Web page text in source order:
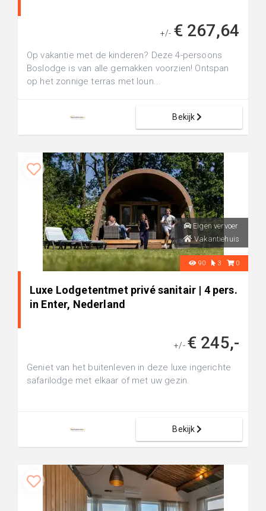
+/- € 267,64
Op vakantie met de kinderen? Deze 4-persoons
Boslodge is van alle gemakken voorzien! Ontspan
op het zonnige terras met loun...
Bekijk
Eigen vervoer
Vakantiehuis
90 3 0
Luxe Lodgetentmet privé sanitair | 4 pers.
in Enter, Nederland
+/- € 245,-
Geniet van het buitenleven in deze luxe ingerichte
safarilodge met elkaar of met uw gezin.
Bekijk